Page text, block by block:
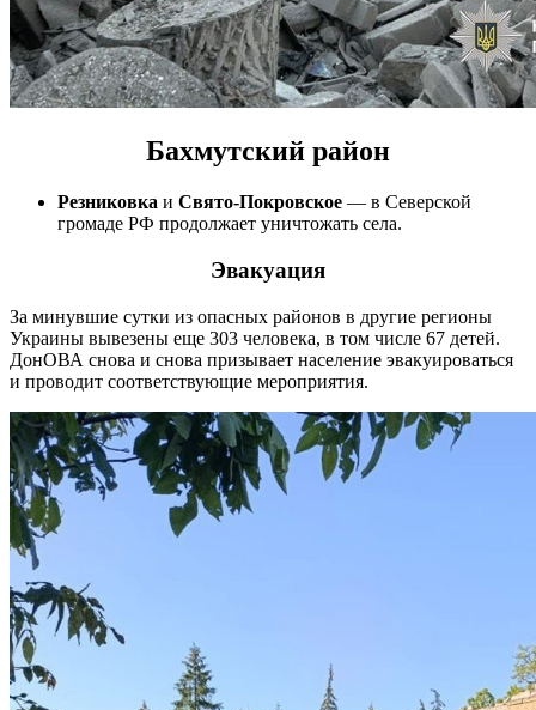
Бахмутский район
Резниковка и Свято-Покровское — в Северской
громаде РФ продолжает уничтожать села.
Эвакуация
За минувшие сутки из опасных районов в другие регионы
Украины вывезены еще 303 человека, в том числе 67 детей.
ДонОВА снова и снова призывает население эвакуироваться
и проводит соответствующие мероприятия.